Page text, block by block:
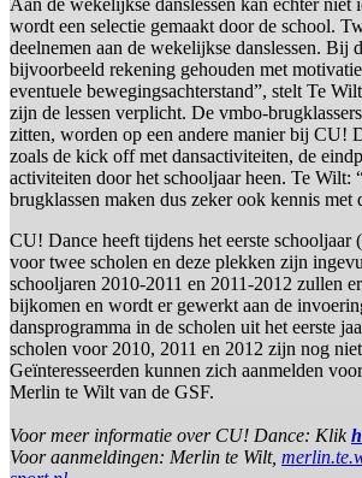
Aan de wekelijkse danslessen kan echter niet
wordt een selectie gemaakt door de school.
deelnemen aan de wekelijkse danslessen. Bij
bijvoorbeeld rekening gehouden met
eventuele bewegingsachterstand”, stelt Te
zijn de lessen verplicht. De vmbo-
zitten, worden op een andere manier bij CU!
zoals de kick off met dansactiviteiten, de
activiteiten door het schooljaar heen. Te Wilt:
brugklassen maken dus zeker ook kennis met
CU! Dance heeft tijdens het eerste schooljaar
voor twee scholen en deze plekken zijn
schooljaren 2010-2011 en 2011-2012 zullen
bijkomen en wordt er gewerkt aan de
dansprogramma in de scholen uit het eerste
scholen voor 2010, 2011 en 2012 zijn nog
Geïnteresseerden kunnen zich aanmelden
Merlin te Wilt van de GSF.
Voor meer informatie over CU! Dance: Klik
Voor aanmeldingen: Merlin te Wilt,